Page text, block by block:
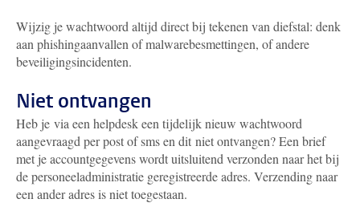
Wijzig je wachtwoord altijd direct bij tekenen van diefstal: denk
aan phishingaanvallen of malwarebesmettingen, of andere
beveiligingsincidenten.
Niet ontvangen
Heb je via een helpdesk een tijdelijk nieuw wachtwoord
aangevraagd per post of sms en dit niet ontvangen? Een brief
met je accountgegevens wordt uitsluitend verzonden naar het bij
de personeeladministratie geregistreerde adres. Verzending naar
een ander adres is niet toegestaan.